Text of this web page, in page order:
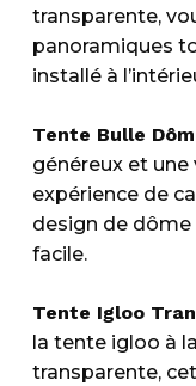
transparente,
panoramiques
installé à
Tente Bulle
généreux et
expérience de
design de dôme
facile.
Tente Igloo
la tente igloo à
transparente,